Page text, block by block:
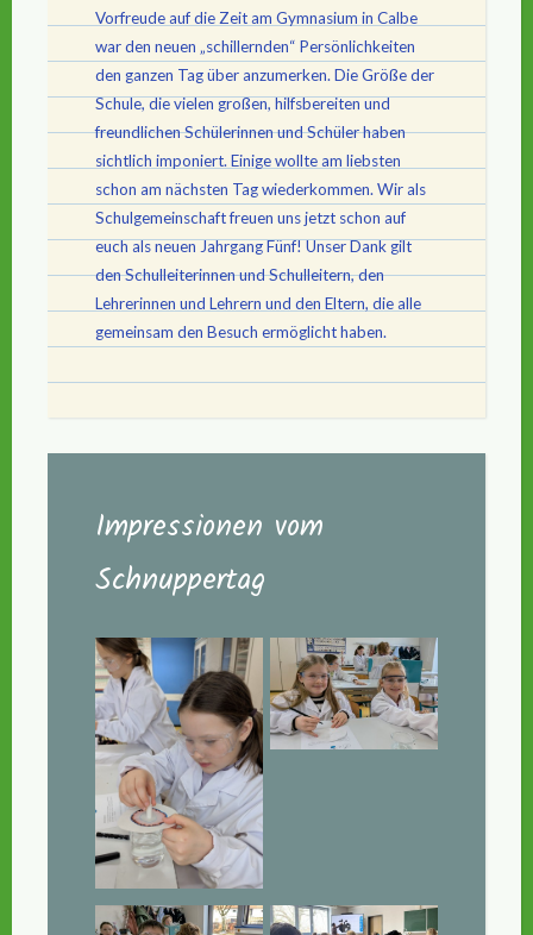
Vorfreude auf die Zeit am Gymnasium in Calbe
war den neuen „schillernden“ Persönlichkeiten
den ganzen Tag über anzumerken. Die Größe der
Schule, die vielen großen, hilfsbereiten und
freundlichen Schülerinnen und Schüler haben
sichtlich imponiert. Einige wollte am liebsten
schon am nächsten Tag wiederkommen. Wir als
Schulgemeinschaft freuen uns jetzt schon auf
euch als neuen Jahrgang Fünf! Unser Dank gilt
den Schulleiterinnen und Schulleitern, den
Lehrerinnen und Lehrern und den Eltern, die alle
gemeinsam den Besuch ermöglicht haben.
Impressionen vom
Schnuppertag